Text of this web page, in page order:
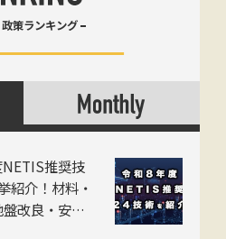
策ランキング
推奨技
紹介！材料・
改良・安全